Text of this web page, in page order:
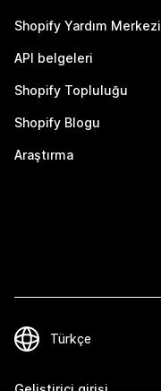
Shopify Yardım Merkezi
API belgeleri
Shopify Topluluğu
Shopify Blogu
Araştırma